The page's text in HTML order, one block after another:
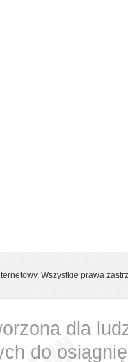
Wszystkie prawa
dla
do